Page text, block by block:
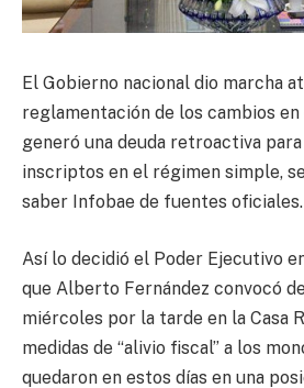
El Gobierno nacional dio marcha
reglamentación de los cambios
generó una deuda retroactiva
inscriptos en el régimen simple,
saber Infobae de fuentes oficiales.
Así lo decidió el Poder Ejecutivo
que Alberto Fernández convocó
miércoles por la tarde en la Casa
medidas de “alivio fiscal” a los
quedaron en estos días en una